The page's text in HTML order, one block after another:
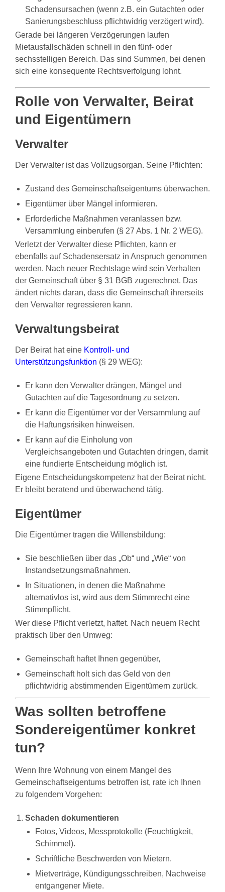
Schadensursachen (wenn z.B. ein Gutachten oder
Sanierungsbeschluss pflichtwidrig verzögert wird).
Gerade bei längeren Verzögerungen laufen
Mietausfallschäden schnell in den fünf- oder
sechsstelligen Bereich. Das sind Summen, bei denen
sich eine konsequente Rechtsverfolgung lohnt.
Rolle von Verwalter, Beirat
und Eigentümern
Verwalter
Der Verwalter ist das Vollzugsorgan. Seine Pflichten:
Zustand des Gemeinschaftseigentums überwachen.
Eigentümer über Mängel informieren.
Erforderliche Maßnahmen veranlassen bzw.
Versammlung einberufen (§ 27 Abs. 1 Nr. 2 WEG).
Verletzt der Verwalter diese Pflichten, kann er
ebenfalls auf Schadensersatz in Anspruch genommen
werden. Nach neuer Rechtslage wird sein Verhalten
der Gemeinschaft über § 31 BGB zugerechnet. Das
ändert nichts daran, dass die Gemeinschaft ihrerseits
den Verwalter regressieren kann.
Verwaltungsbeirat
Der Beirat hat eine Kontroll- und
Unterstützungsfunktion (§ 29 WEG):
Er kann den Verwalter drängen, Mängel und
Gutachten auf die Tagesordnung zu setzen.
Er kann die Eigentümer vor der Versammlung auf
die Haftungsrisiken hinweisen.
Er kann auf die Einholung von
Vergleichsangeboten und Gutachten dringen, damit
eine fundierte Entscheidung möglich ist.
Eigene Entscheidungskompetenz hat der Beirat nicht.
Er bleibt beratend und überwachend tätig.
Eigentümer
Die Eigentümer tragen die Willensbildung:
Sie beschließen über das „Ob“ und „Wie“ von
Instandsetzungsmaßnahmen.
In Situationen, in denen die Maßnahme
alternativlos ist, wird aus dem Stimmrecht eine
Stimmpflicht.
Wer diese Pflicht verletzt, haftet. Nach neuem Recht
praktisch über den Umweg:
Gemeinschaft haftet Ihnen gegenüber,
Gemeinschaft holt sich das Geld von den
pflichtwidrig abstimmenden Eigentümern zurück.
Was sollten betroffene
Sondereigentümer konkret
tun?
Wenn Ihre Wohnung von einem Mangel des
Gemeinschaftseigentums betroffen ist, rate ich Ihnen
zu folgendem Vorgehen:
Schaden dokumentieren
Fotos, Videos, Messprotokolle (Feuchtigkeit,
Schimmel).
Schriftliche Beschwerden von Mietern.
Mietverträge, Kündigungsschreiben, Nachweise
entgangener Miete.